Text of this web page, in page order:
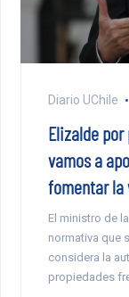
Diario UChile
Elizalde
vamos a
fomentar la
El ministro de
normativa que
considera la
propiedades